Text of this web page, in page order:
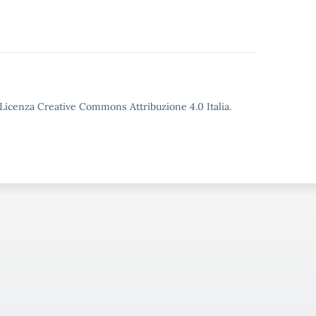
Creative Commons Attribuzione 4.0 Italia.